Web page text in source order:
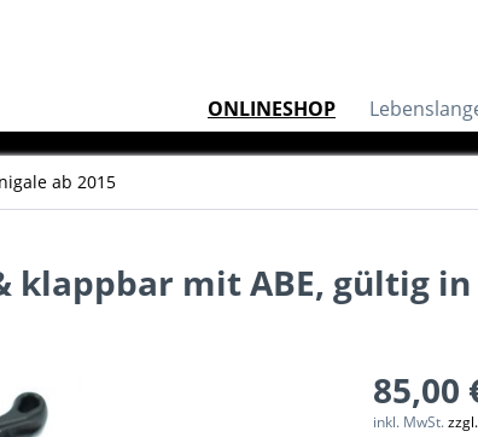
ONLINESHOP
ab 2015
mit ABE, gültig in
85,00
inkl. MwSt.